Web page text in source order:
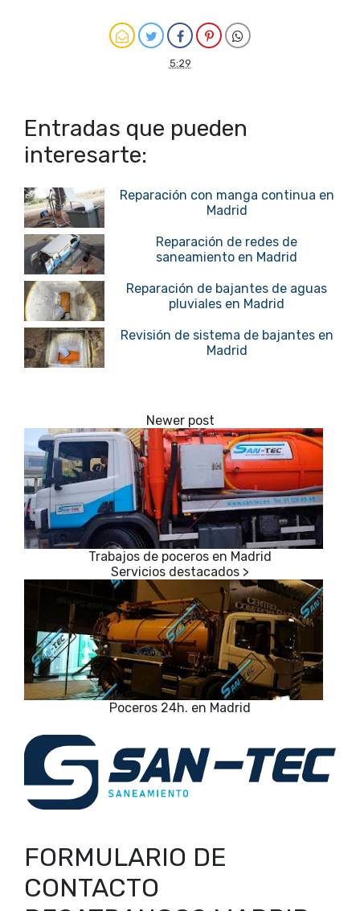
5:29
Entradas que pueden
interesarte:
Reparación con manga continua en
Madrid
Reparación de redes de
saneamiento en Madrid
Reparación de bajantes de aguas
pluviales en Madrid
Revisión de sistema de bajantes en
Madrid
Trabajos de poceros en Madrid
Poceros 24h. en Madrid
FORMULARIO DE
CONTACTO